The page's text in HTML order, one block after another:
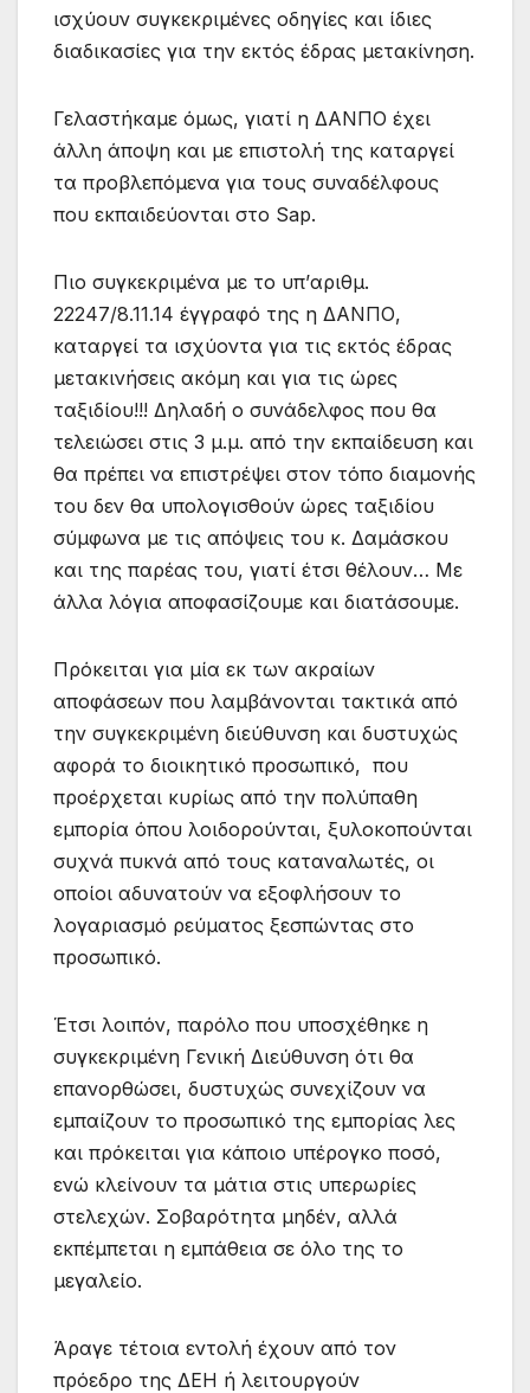
ισχύουν συγκεκριμένες οδηγίες και ίδιες
διαδικασίες για την εκτός έδρας μετακίνηση.
Γελαστήκαμε όμως, γιατί η ΔΑΝΠΟ έχει
άλλη άποψη και με επιστολή της καταργεί
τα προβλεπόμενα για τους συναδέλφους
που εκπαιδεύονται στο Sap.
Πιο συγκεκριμένα με το υπ’αριθμ.
22247/8.11.14 έγγραφό της η ΔΑΝΠΟ,
καταργεί τα ισχύοντα για τις εκτός έδρας
μετακινήσεις ακόμη και για τις ώρες
ταξιδίου!!! Δηλαδή ο συνάδελφος που θα
τελειώσει στις 3 μ.μ. από την εκπαίδευση και
θα πρέπει να επιστρέψει στον τόπο διαμονής
του δεν θα υπολογισθούν ώρες ταξιδίου
σύμφωνα με τις απόψεις του κ. Δαμάσκου
και της παρέας του, γιατί έτσι θέλουν… Με
άλλα λόγια αποφασίζουμε και διατάσουμε.
Πρόκειται για μία εκ των ακραίων
αποφάσεων που λαμβάνονται τακτικά από
την συγκεκριμένη διεύθυνση και δυστυχώς
αφορά το διοικητικό προσωπικό, που
προέρχεται κυρίως από την πολύπαθη
εμπορία όπου λοιδορούνται, ξυλοκοπούνται
συχνά πυκνά από τους καταναλωτές, οι
οποίοι αδυνατούν να εξοφλήσουν το
λογαριασμό ρεύματος ξεσπώντας στο
προσωπικό.
Έτσι λοιπόν, παρόλο που υποσχέθηκε η
συγκεκριμένη Γενική Διεύθυνση ότι θα
επανορθώσει, δυστυχώς συνεχίζουν να
εμπαίζουν το προσωπικό της εμπορίας λες
και πρόκειται για κάποιο υπέρογκο ποσό,
ενώ κλείνουν τα μάτια στις υπερωρίες
στελεχών. Σοβαρότητα μηδέν, αλλά
εκπέμπεται η εμπάθεια σε όλο της το
μεγαλείο.
Άραγε τέτοια εντολή έχουν από τον
πρόεδρο της ΔΕΗ ή λειτουργούν